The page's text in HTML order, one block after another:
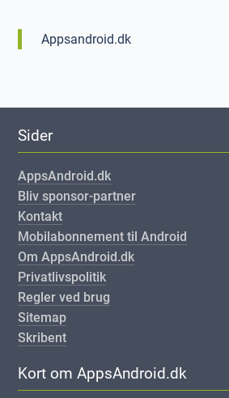
Appsandroid.dk
Sider
AppsAndroid.dk
Bliv sponsor-partner
Kontakt
Mobilabonnement til Android
Om AppsAndroid.dk
Privatlivspolitik
Regler ved brug
Sitemap
Skribent
Kort om AppsAndroid.dk